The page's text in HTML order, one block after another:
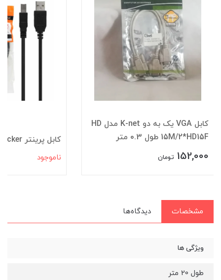
کابل VGA یک به دو K-net مدل HD
15M/2*HD15F طول 0.3 متر
152,000 تومان
کابل پرینتر stecker طول 5 متر
ناموجود
مشخصات دیدگاه‌ها
ویژگی ها
طول 20 متر